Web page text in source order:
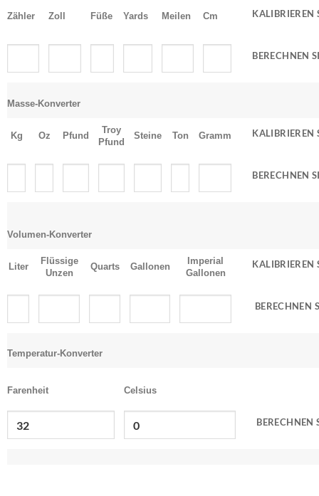
Zähler Zoll Füße Yards Meilen Cm
Masse-Konverter
Kg Oz Pfund
Troy
Pfund
Steine Ton Gramm
Volumen-Konverter
Liter
Flüssige
Unzen
Quarts Gallonen
Imperial
Gallonen
Temperatur-Konverter
Farenheit Celsius